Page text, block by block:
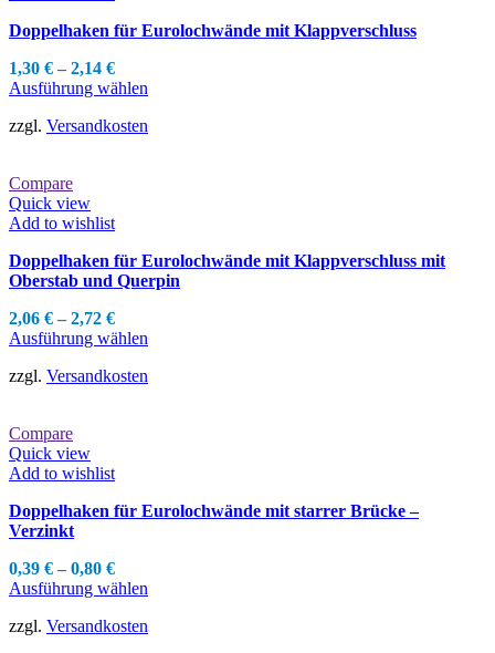
auf
gewählt
Doppelhaken für Eurolochwände mit Klappverschluss
1,30 €–2,14 €
Ausführung wählen
weist
auf
der
werden
zzgl. Versandkosten
Compare
Quick view
Add to wishlist
Doppelhaken für Eurolochwände mit Klappverschluss mit
Oberstab und Querpin
2,06 €–2,72 €
Ausführung wählen
weist
auf
werden
zzgl. Versandkosten
Compare
Quick view
Add to wishlist
Doppelhaken für Eurolochwände mit starrer Brücke –
Verzinkt
0,39 €–0,80 €
Ausführung wählen
weist
zzgl. Versandkosten